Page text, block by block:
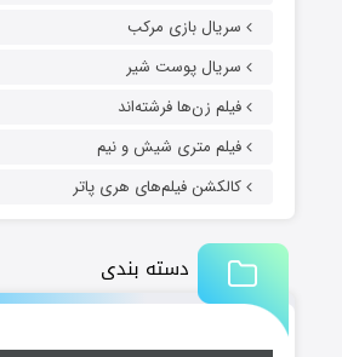
سریال بازی مرکب
سریال پوست شیر
فیلم زن‌ها فرشته‌اند
فیلم متری شیش و نیم
کالکشن فیلم‌های هری پاتر
دسته بندی